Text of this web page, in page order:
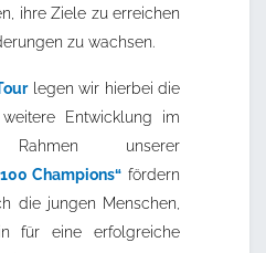
ihre Ziele zu erreichen
zu wachsen.
legen wir hierbei die
Entwicklung im
unserer
Champions“ fördern
die jungen Menschen,
für eine erfolgreiche